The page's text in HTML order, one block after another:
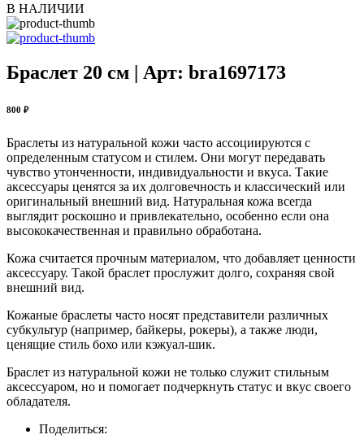
В НАЛИЧИИ
Браслет 20 см | Арт: bra1697173
800 ₽
Браслеты из натуральной кожи часто ассоциируются с
определенным статусом и стилем. Они могут передавать
чувство утонченности, индивидуальности и вкуса. Такие
аксессуары ценятся за их долговечность и классический или
оригинальный внешний вид. Натуральная кожа всегда
выглядит роскошно и привлекательно, особенно если она
высококачественная и правильно обработана.
Кожа считается прочным материалом, что добавляет ценности
аксессуару. Такой браслет прослужит долго, сохраняя свой
внешний вид.
Кожаные браслеты часто носят представители различных
субкультур (например, байкеры, рокеры), а также люди,
ценящие стиль бохо или кэжуал-шик.
Браслет из натуральной кожи не только служит стильным
аксессуаром, но и помогает подчеркнуть статус и вкус своего
обладателя.
Поделиться: